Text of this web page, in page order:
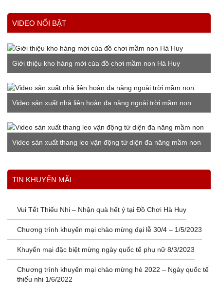
VIDEO NỔI BẬT
Giới thiệu kho hàng mới của đồ chơi mầm non Hà Huy
Video sản xuất nhà liên hoàn đa năng ngoài trời mầm non
Video sản xuất thang leo vận động tứ diện đa năng mầm non
Xem thêm
TIN KHUYẾN MÃI
Vui Tết Thiếu Nhi – Nhận quà hết ý tại Đồ Chơi Hà Huy
Chương trình khuyến mại chào mừng đại lễ 30/4 – 1/5/2023
Khuyến mại đặc biệt mừng ngày quốc tế phụ nữ 8/3/2023
Chương trình khuyến mại chào mừng hè 2022 – Ngày quốc tế
thiếu nhi 1/6/2022